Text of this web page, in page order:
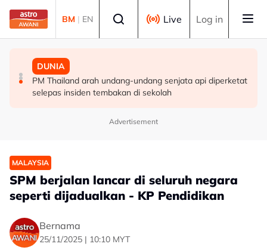
Skip to main content
BM | EN Live Log in
MALAYSIA
Berita tempatan pilihan sepanjang hari ini
MALAYSIA
Pengacara, ahli perniagaan ditahan bantu siasatan
audio siar sentuh isu sensitiviti agama
DUNIA
PM Thailand arah undang-undang senjata api diperketat
selepas insiden tembakan di sekolah
Advertisement
MALAYSIA
SPM berjalan lancar di seluruh negara
seperti dijadualkan - KP Pendidikan
Bernama
25/11/2025 | 10:10 MYT